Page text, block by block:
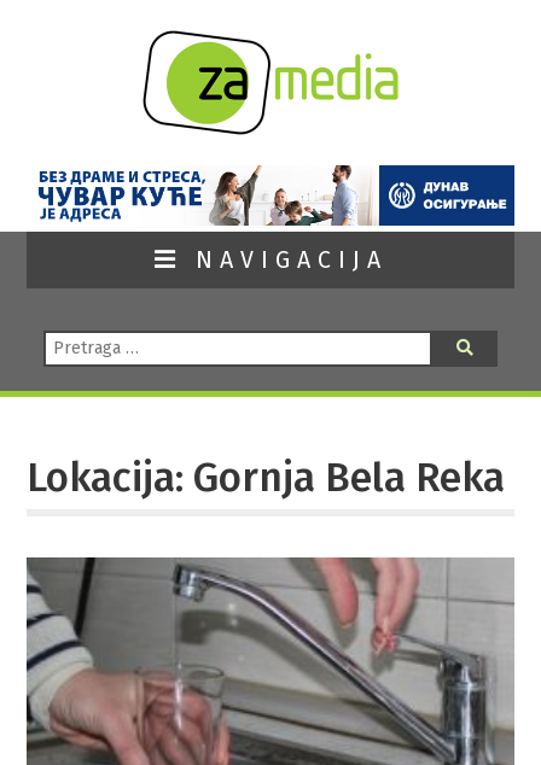
NAVIGACIJA
Pretraga:
Lokacija: Gornja Bela Reka